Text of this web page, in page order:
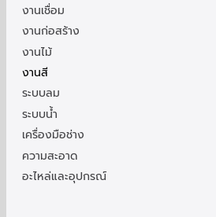
งานเชื่อม
งานก่อสร้าง
งานไม้
งานสี
ระบบลม
ระบบน้ำ
เครื่องมือช่าง
ความสะอาด
อะไหล่และอุปกรณ์